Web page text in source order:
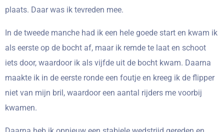
plaats. Daar was ik tevreden mee.
In de tweede manche had ik een hele goede start en kwam ik
als eerste op de bocht af, maar ik remde te laat en schoot
iets door, waardoor ik als vijfde uit de bocht kwam. Daarna
maakte ik in de eerste ronde een foutje en kreeg ik de flipper
niet van mijn bril, waardoor een aantal rijders me voorbij
kwamen.